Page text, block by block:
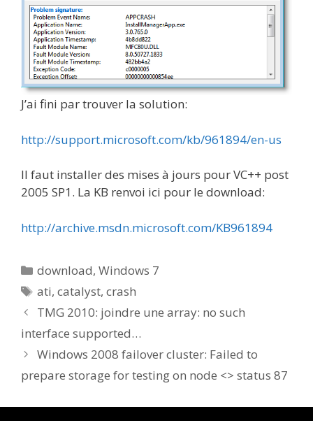
J’ai fini par trouver la solution:
http://support.microsoft.com/kb/961894/en-us
Il faut installer des mises à jours pour VC++ post
2005 SP1. La KB renvoi ici pour le download:
http://archive.msdn.microsoft.com/KB961894
Catégories
download,Windows 7
Étiquettes
ati,catalyst,crash
TMG 2010: joindre une array: no such
interface supported…
Windows 2008 failover cluster: Failed to
prepare storage for testing on node <> status 87